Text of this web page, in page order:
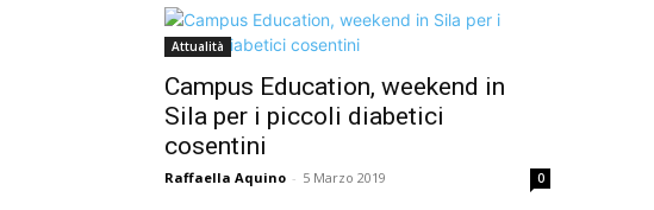
Attualità
Campus Education, weekend in
Sila per i piccoli diabetici
cosentini
Raffaella Aquino - 5 Marzo 2019 0